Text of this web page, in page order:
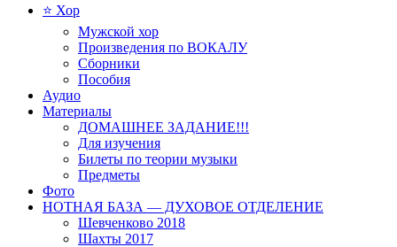
⭐ Хор
Мужской хор
Произведения по ВОКАЛУ
Сборники
Пособия
Аудио
Материалы
ДОМАШНЕЕ ЗАДАНИЕ!!!
Для изучения
Билеты по теории музыки
Предметы
Фото
НОТНАЯ БАЗА — ДУХОВОЕ ОТДЕЛЕНИЕ
Шевченково 2018
Шахты 2017